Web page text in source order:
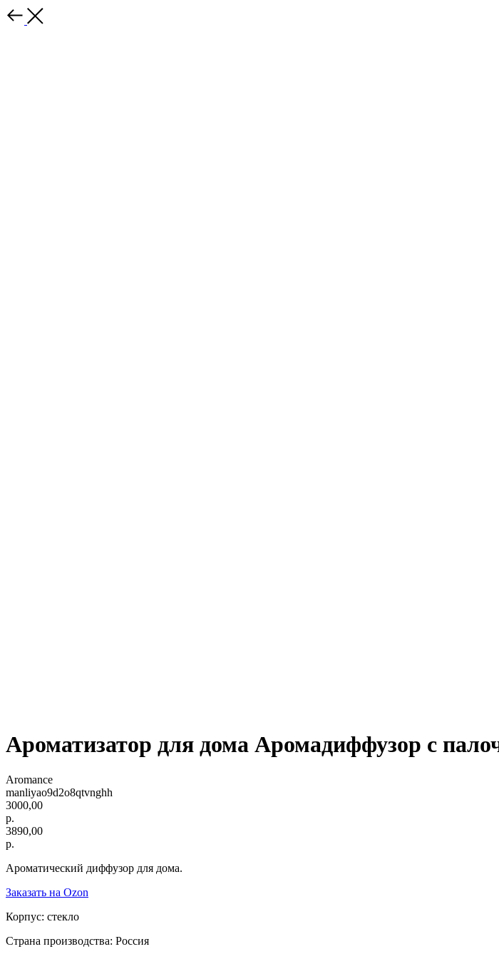
Ароматизатор для дома Аромадиффузор с
Aromance
manliyao9d2o8qtvnghh
3000,00
р.
3890,00
р.
Ароматический диффузор для дома.
Заказать на Ozon
Корпус: стекло
Страна производства: Россия